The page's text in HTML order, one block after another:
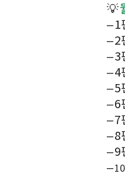
💡
– 1
– 2
– 3
– 4
– 5
– 6
– 7
– 8
– 9
–